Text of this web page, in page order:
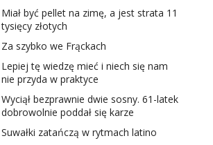
Miał być pellet na zimę, a jest strata 11
tysięcy złotych
Za szybko we Frąckach
Lepiej tę wiedzę mieć i niech się nam
nie przyda w praktyce
Wyciął bezprawnie dwie sosny. 61-latek
dobrowolnie poddał się karze
Suwałki zatańczą w rytmach latino